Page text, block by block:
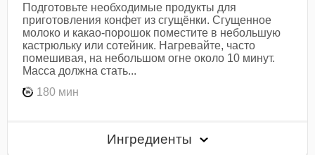
Подготовьте необходимые продукты для
приготовления конфет из сгущёнки. Сгущенное
молоко и какао-порошок поместите в небольшую
кастрюльку или сотейник. Нагревайте, часто
помешивая, на небольшом огне около 10 минут.
Масса должна стать...
180 мин
Ингредиенты